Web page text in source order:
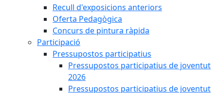
Recull d'exposicions anteriors
Oferta Pedagògica
Concurs de pintura ràpida
Participació
Pressupostos participatius
Pressupostos participatius de joventut
2026
Pressupostos participatius de joventut